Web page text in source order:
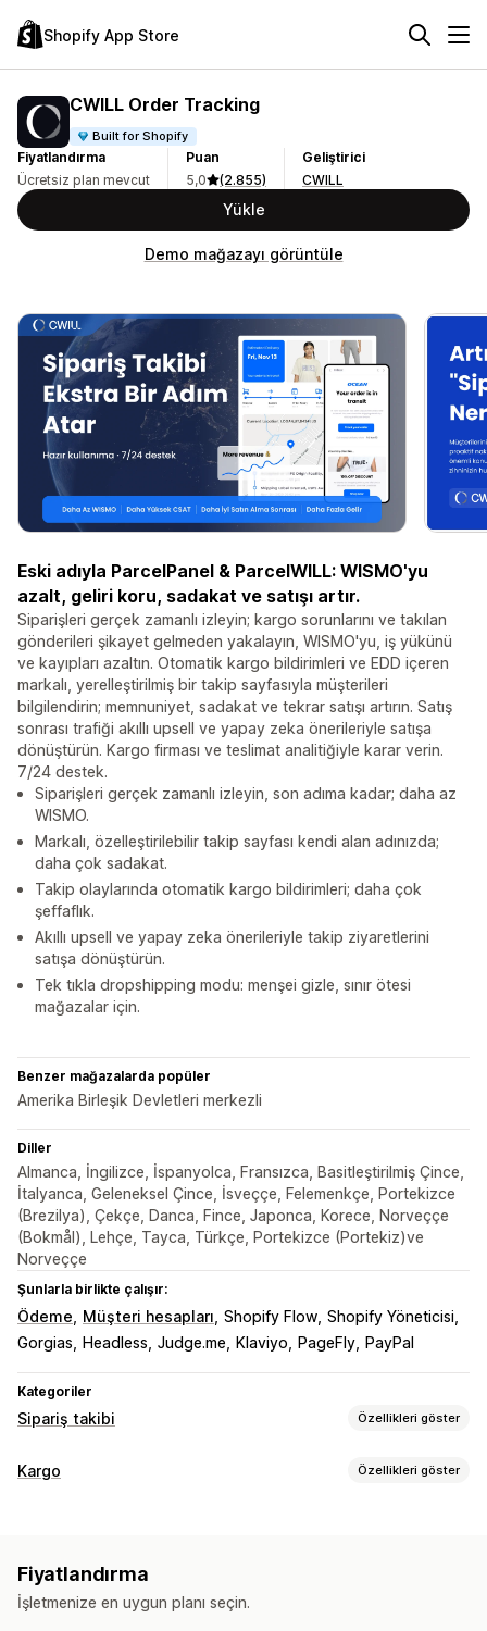
Shopify App Store
CWILL Order Tracking
Built for Shopify
Fiyatlandırma
Ücretsiz plan mevcut
Puan
5,0
(2.855)
Geliştirici
CWILL
Yükle
Demo mağazayı görüntüle
Eski adıyla ParcelPanel & ParcelWILL: WISMO'yu
azalt, geliri koru, sadakat ve satışı artır.
Siparişleri gerçek zamanlı izleyin; kargo sorunlarını ve takılan
gönderileri şikayet gelmeden yakalayın, WISMO'yu, iş yükünü
ve kayıpları azaltın. Otomatik kargo bildirimleri ve EDD içeren
markalı, yerelleştirilmiş bir takip sayfasıyla müşterileri
bilgilendirin; memnuniyet, sadakat ve tekrar satışı artırın. Satış
sonrası trafiği akıllı upsell ve yapay zeka önerileriyle satışa
dönüştürün. Kargo firması ve teslimat analitiğiyle karar verin.
7/24 destek.
Siparişleri gerçek zamanlı izleyin, son adıma kadar; daha az
WISMO.
Markalı, özelleştirilebilir takip sayfası kendi alan adınızda;
daha çok sadakat.
Takip olaylarında otomatik kargo bildirimleri; daha çok
şeffaflık.
Akıllı upsell ve yapay zeka önerileriyle takip ziyaretlerini
satışa dönüştürün.
Tek tıkla dropshipping modu: menşei gizle, sınır ötesi
mağazalar için.
Benzer mağazalarda popüler
Amerika Birleşik Devletleri merkezli
Diller
Almanca, İngilizce, İspanyolca, Fransızca, Basitleştirilmiş Çince,
İtalyanca, Geleneksel Çince, İsveççe, Felemenkçe, Portekizce
(Brezilya), Çekçe, Danca, Fince, Japonca, Korece, Norveççe
(Bokmål), Lehçe, Tayca, Türkçe, Portekizce (Portekiz)ve
Norveççe
Şunlarla birlikte çalışır:
Ödeme Müşteri hesapları Shopify Flow Shopify Yöneticisi
Gorgias
Headless Judge.me Klaviyo PageFly PayPal
Kategoriler
Sipariş takibi Özellikleri göster
İzleme
Siparişleri dışa aktarma
Taşıyıcı şirket koruması
Kargo Özellikleri göster
Çoklu dil Taşıyıcı şirket seçimi
Fiyatlandırma
İşletmenize en uygun planı seçin.